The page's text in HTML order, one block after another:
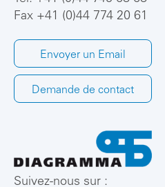
Fax +41 (0)44 774 20 61
Envoyer un Email
Demande de contact
Suivez-nous sur :